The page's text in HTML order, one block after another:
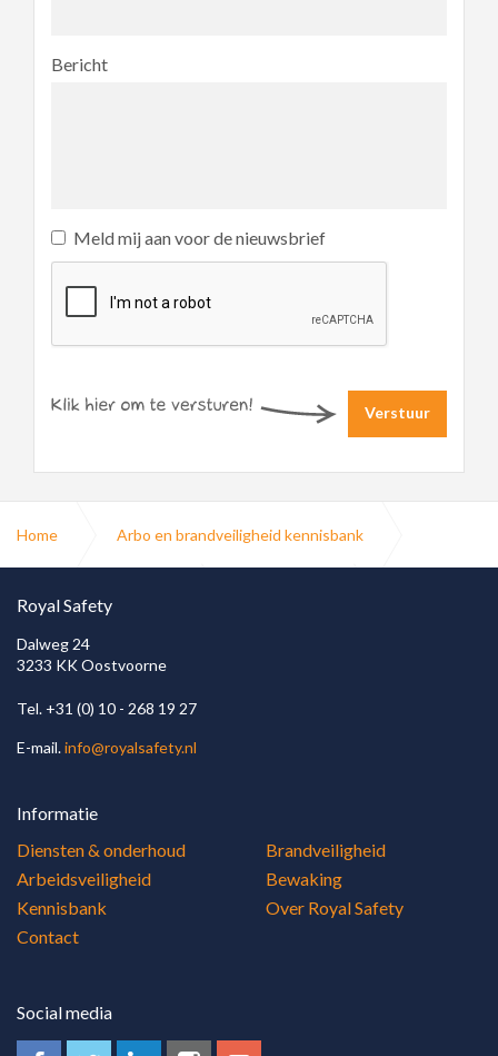
Bericht
Meld mij aan voor de nieuwsbrief
Verstuur
Home Arbo en brandveiligheid kennisbank
Brand en brandklassen
Brandklasse d
Royal Safety
Dalweg 24
3233 KK Oostvoorne
Tel. +31 (0) 10 - 268 19 27
E-mail.info@royalsafety.nl
Informatie
Diensten & onderhoud
Brandveiligheid
Arbeidsveiligheid
Bewaking
Kennisbank
Over Royal Safety
Contact
Social media